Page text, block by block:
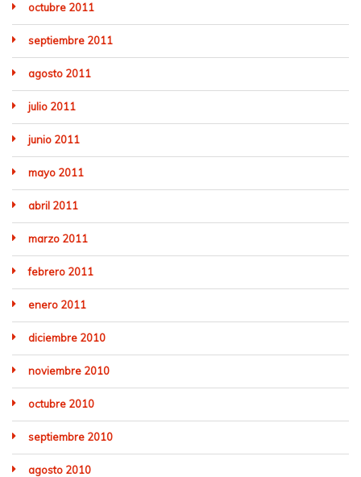
octubre 2011
septiembre 2011
agosto 2011
julio 2011
junio 2011
mayo 2011
abril 2011
marzo 2011
febrero 2011
enero 2011
diciembre 2010
noviembre 2010
octubre 2010
septiembre 2010
agosto 2010